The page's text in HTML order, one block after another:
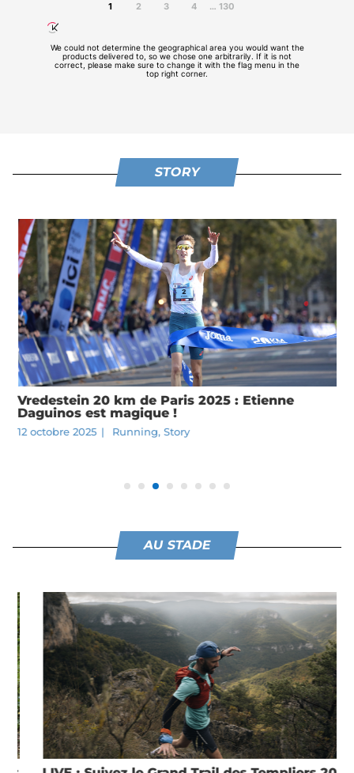
STORY
Vredestein 20 km de Paris 2025 : Etienne
Daguinos est magique !
12 octobre 2025 | Running, Story
AU STADE